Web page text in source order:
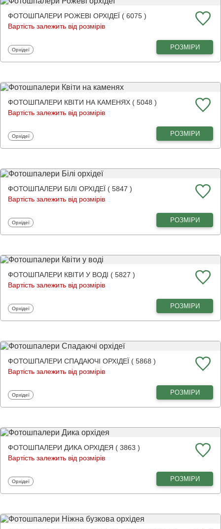
ФОТОШПАЛЕРИ РОЖЕВІ ОРХІДЕЇ ( 6075 )
Вартість залежить від розмірів
Фотошпалери
Орхідеї РОЗМІРИ
ФОТОШПАЛЕРИ КВІТИ НА КАМЕНЯХ ( 5048 )
Вартість залежить від розмірів
Фотошпалери
Орхідеї РОЗМІРИ
ФОТОШПАЛЕРИ БІЛІ ОРХІДЕЇ ( 5847 )
Вартість залежить від розмірів
Фотошпалери
Орхідеї РОЗМІРИ
ФОТОШПАЛЕРИ КВІТИ У ВОДІ ( 5827 )
Вартість залежить від розмірів
Фотошпалери
Орхідеї РОЗМІРИ
ФОТОШПАЛЕРИ СПАДАЮЧІ ОРХІДЕЇ ( 5868 )
Вартість залежить від розмірів
Фотошпалери
Орхідеї РОЗМІРИ
ФОТОШПАЛЕРИ ДИКА ОРХІДЕЯ ( 3863 )
Вартість залежить від розмірів
Фотошпалери
Орхідеї РОЗМІРИ